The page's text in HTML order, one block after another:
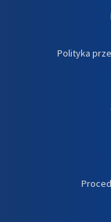
Polityka